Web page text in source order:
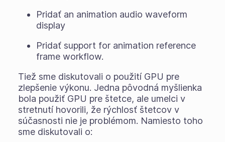
Pridať an animation audio waveform
display
Pridať support for animation reference
frame workflow.
Tiež sme diskutovali o použití GPU pre
zlepšenie výkonu. Jedna pôvodná myšlienka
bola použiť GPU pre štetce, ale umelci v
stretnutí hovorili, že rýchlosť štetcov v
súčasnosti nie je problémom. Namiesto toho
sme diskutovali o: